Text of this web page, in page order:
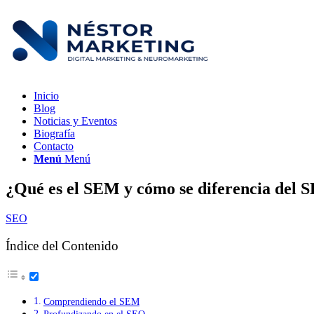
Inicio
Blog
Noticias y Eventos
Biografía
Contacto
Menú Menú
¿Qué es el SEM y cómo se diferencia del
SEO
Índice del Contenido
Comprendiendo el SEM